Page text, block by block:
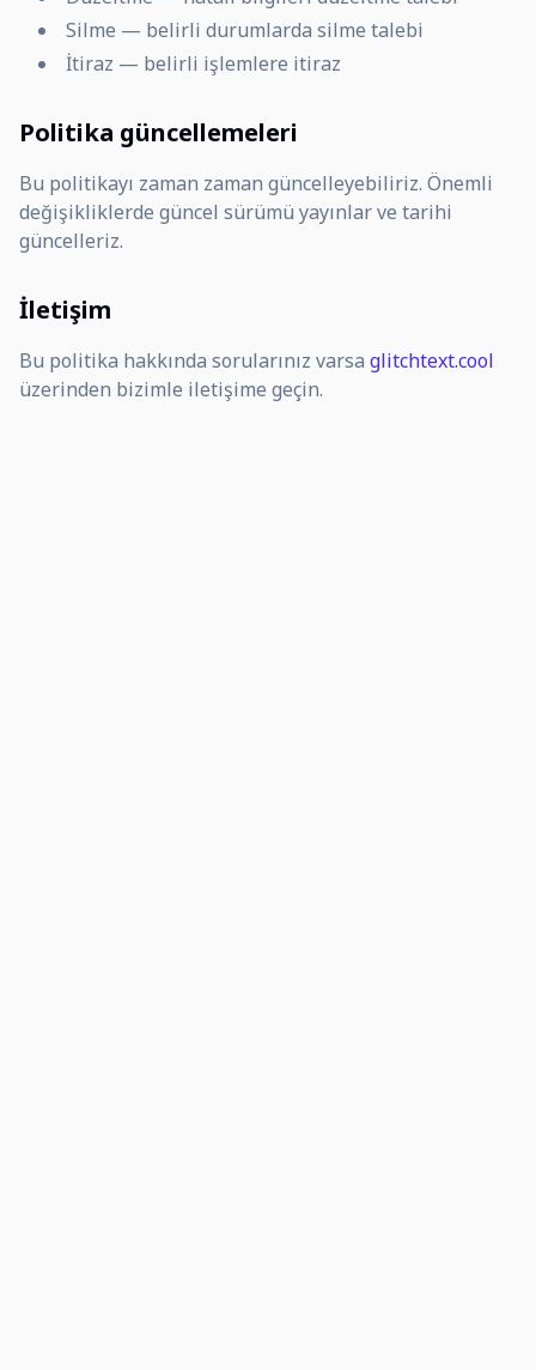
Silme — belirli durumlarda silme talebi
İtiraz — belirli işlemlere itiraz
Politika güncellemeleri
Bu politikayı zaman zaman güncelleyebiliriz. Önemli
değişikliklerde güncel sürümü yayınlar ve tarihi
güncelleriz.
İletişim
Bu politika hakkında sorularınız varsa glitchtext.cool
üzerinden bizimle iletişime geçin.